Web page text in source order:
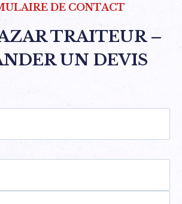
DE CONTACT
TRAITEUR –
UN DEVIS